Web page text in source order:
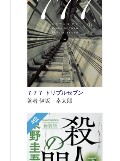
７７７ トリプルセブン
著者 伊坂 幸太郎
4位